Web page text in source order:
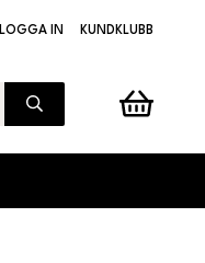
LOGGA IN KUNDKLUBB